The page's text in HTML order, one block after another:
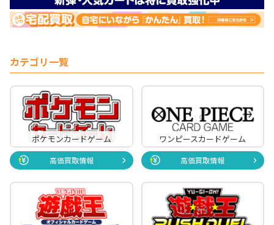
カテゴリ一覧
ポケモンカードゲーム
高価買取情報
ワンピースカードゲーム
高価買取情報